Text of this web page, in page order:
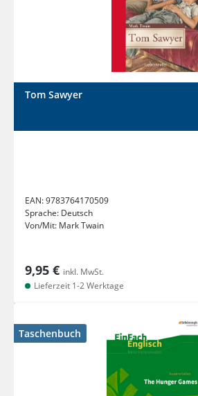
Tom Sawyer
EAN:9783764170509
Sprache: Deutsch
Von/Mit: Mark Twain
9,95 € inkl. MwSt.
Lieferzeit 1-2 Werktage
Taschenbuch